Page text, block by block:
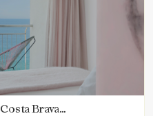
Brava